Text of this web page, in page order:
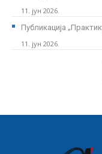
11. јун 2026.
Публикација
11. јун 2026.